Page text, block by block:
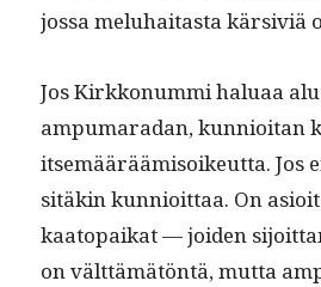
jos­sa meluhaitas­ta kär­siviä
Jos Kirkkon­um­mi halu­aa
ampumaradan, kun­nioi­tan
itsemääräämisoikeut­ta. Jos
sitäkin kun­nioit­taa. On
kaatopaikat — joiden
on vält­tämätön­tä, mut­ta